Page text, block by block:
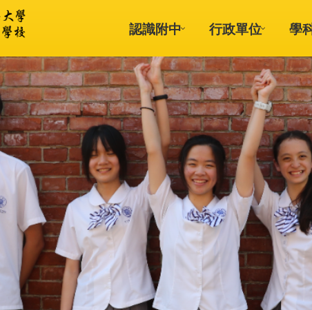
認識附中 行政單位 學